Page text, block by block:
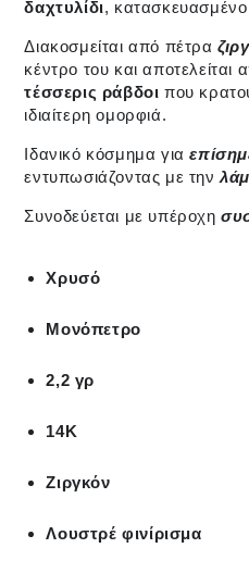
δαχτυλίδι,
Διακοσμείται από πέτρα
κέντρο του και αποτελείται
τέσσερις ράβδοι που
ιδιαίτερη ομορφιά.
Ιδανικό κόσμημα για
εντυπωσιάζοντας με την
Συνοδεύεται με υπέροχη
Χρυσό
Μονόπετρο
2,2 γρ
14Κ
Ζιργκόν
Λουστρέ φινίρισμα